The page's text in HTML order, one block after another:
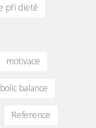
při dietě
motivace
balance
Reference